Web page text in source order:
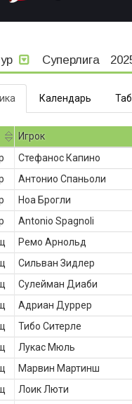
Суперлига
Календарь
Игрок
Стефанос Капино
Антонио Спаньоли
Ноа Брогли
Antonio Spagnoli
Ремо Арнольд
Сильван Зидлер
Сулейман Диаби
Адриан Дуррер
Тибо Ситерле
Лукас Мюль
Марвин Мартинш
Лоик Люти